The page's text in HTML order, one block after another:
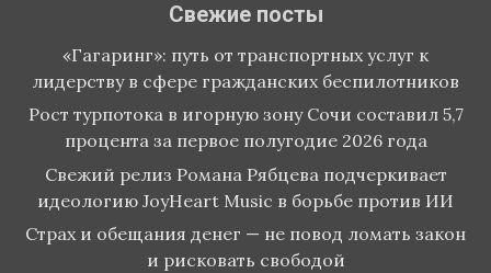
Свежие посты
«Гагаринг»: путь от транспортных услуг к
лидерству в сфере гражданских беспилотников
Рост турпотока в игорную зону Сочи составил 5,7
процента за первое полугодие 2026 года
Свежий релиз Романа Рябцева подчеркивает
идеологию JoyHeart Music в борьбе против ИИ
Страх и обещания денег — не повод ломать закон
и рисковать свободой